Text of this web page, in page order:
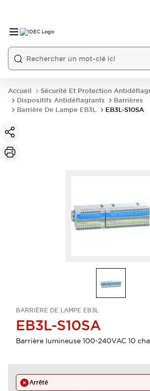
Accueil
Sécurité Et Protection
Dispositifs Antidéflagrants
Barrières
Barrière De Lampe EB3L
EB3L-S10SA
BARRIÈRE DE LAMPE EB3L
EB3L-S10SA
Barrière lumineuse 100-240VAC 10 cha
Arrêté